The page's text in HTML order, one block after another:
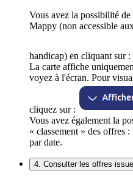
Vous avez la possibilité
Mappy (non accessible
handicap) en cliquant sur :
La carte affiche
voyez à l'écran. Pour
cliquez sur :
Vous avez également la
« classement » des offres
par date.
4. Consulter les offres